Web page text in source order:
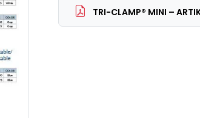
TRI-CLAMP® MINI –